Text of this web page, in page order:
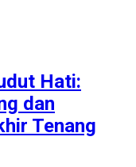
Hati:
dan
Tenang